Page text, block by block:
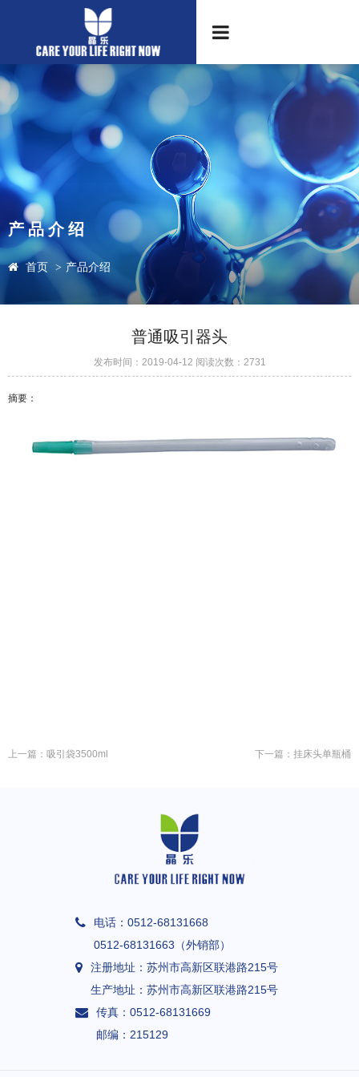
产品介绍
首页 > 产品介绍
普通吸引器头
发布时间：2019-04-12 阅读次数：2731
摘要：
上一篇： 吸引袋3500ml 下一篇： 挂床头单瓶桶
电话： 0512-68131668
0512-68131663（外销部）
注册地址： 苏州市高新区联港路215号
生产地址： 苏州市高新区联港路215号
传真： 0512-68131669
邮编： 215129